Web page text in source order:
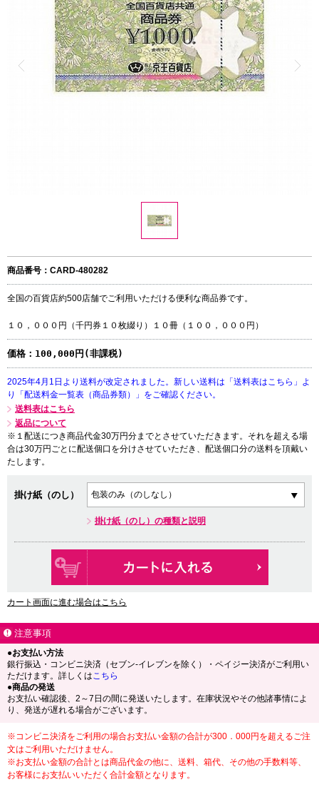
商品番号：CARD-480282
全国の百貨店約500店舗でご利用いただける便利な商品券です。
１０，０００円（千円券１０枚綴り）１０冊（１００，０００円）
価格： 100,000円(非課税)
2025年4月1日より送料が改定されました。新しい送料は「送料表はこちら」よ
り「配送料金一覧表（商品券類）」をご確認ください。
送料表はこちら
返品について
※１配送につき商品代金30万円分までとさせていただきます。それを超える場
合は30万円ごとに配送個口を分けさせていただき、配送個口分の送料を頂戴い
たします。
掛け紙（のし）
掛け紙（のし）の種類と説明
カート画面に進む場合はこちら
注意事項
●お支払い方法
銀行振込・コンビニ決済（セブン-イレブンを除く）・ペイジー決済がご利用い
ただけます。詳しくはこちら
●商品の発送
お支払い確認後、2～7日の間に発送いたします。在庫状況やその他諸事情によ
り、発送が遅れる場合がございます。
※コンビニ決済をご利用の場合お支払い金額の合計が300．000円を超えるご注
文はご利用いただけません。
※お支払い金額の合計とは商品代金の他に、送料、箱代、その他の手数料等、
お客様にお支払いいただく合計金額となります。